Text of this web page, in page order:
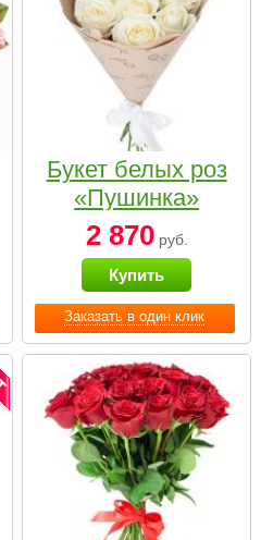
Заказать в один клик
Букет белых роз
«Пушинка»
2 870руб.
Купить